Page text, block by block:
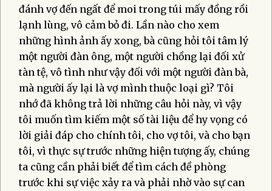
đánh vợ đến ngất để moi trong túi mấy đồng rồi
lạnh lùng, vô cảm bỏ đi. Lần nào cho xem
những hình ảnh ấy xong, bà cũng hỏi tôi tâm lý
một người đàn ông, một người chồng lại đối xử
tàn tệ, vô tình như vậy đối với một người đàn bà,
mà người ấy lại là vợ mình thuộc loại gì? Tôi
nhớ đã không trả lời những câu hỏi này, vì vậy
tôi muốn tìm kiếm một số tài liệu để hy vọng có
lời giải đáp cho chính tôi, cho vợ tôi, và cho bạn
tôi, vì thực sự trước những hiện tượng ấy, chúng
ta cũng cần phải biết để tìm cách đề phòng
trước khi sự việc xảy ra và phải nhờ vào sự can